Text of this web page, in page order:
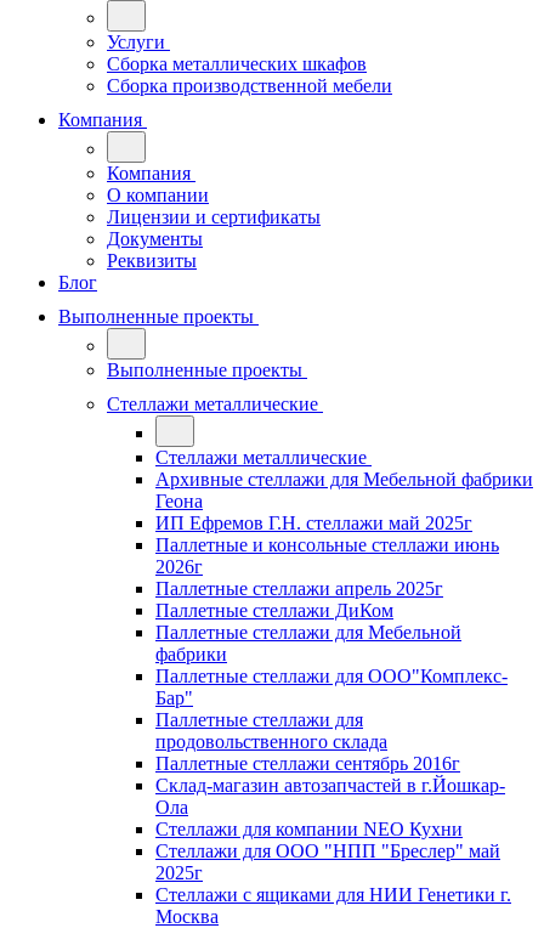
Услуги
Сборка металлических шкафов
Сборка производственной мебели
Компания
Компания
О компании
Лицензии и сертификаты
Документы
Реквизиты
Блог
Выполненные проекты
Выполненные проекты
Стеллажи металлические
Стеллажи металлические
Архивные стеллажи для Мебельной фабрики
Геона
ИП Ефремов Г.Н. стеллажи май 2025г
Паллетные и консольные стеллажи июнь
2026г
Паллетные стеллажи апрель 2025г
Паллетные стеллажи ДиКом
Паллетные стеллажи для Мебельной
фабрики
Паллетные стеллажи для ООО"Комплекс-
Бар"
Паллетные стеллажи для
продовольственного склада
Паллетные стеллажи сентябрь 2016г
Склад-магазин автозапчастей в г.Йошкар-
Ола
Стеллажи для компании NEO Кухни
Стеллажи для ООО "НПП "Бреслер" май
2025г
Стеллажи с ящиками для НИИ Генетики г.
Москва